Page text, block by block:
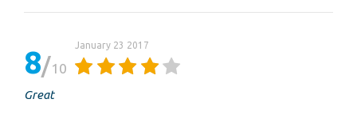
8 10
January 23 2017
Great